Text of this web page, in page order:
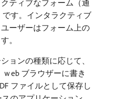
ティブなフォーム（通
です。インタラクティブ
ーザーはフォーム上の
。
ョンの種類に応じて、
eb ブラウザーに書き
ファイルとして保存し